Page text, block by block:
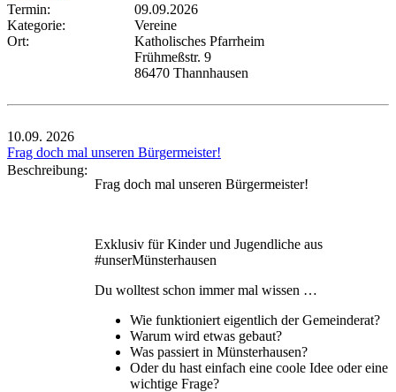
Termin:
09.09.2026
Kategorie:
Vereine
Ort:
Katholisches Pfarrheim
Frühmeßstr. 9
86470 Thannhausen
10.09. 2026
Frag doch mal unseren Bürgermeister!
Beschreibung:
Frag doch mal unseren Bürgermeister!
Exklusiv für Kinder und Jugendliche aus
#unserMünsterhausen
Du wolltest schon immer mal wissen …
Wie funktioniert eigentlich der Gemeinderat?
Warum wird etwas gebaut?
Was passiert in Münsterhausen?
Oder du hast einfach eine coole Idee oder eine
wichtige Frage?